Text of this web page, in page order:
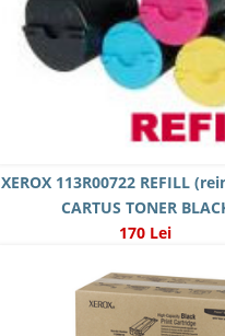
XEROX 113R00722 REFILL
CARTUS TONER
170 Lei